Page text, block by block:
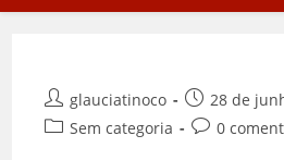
glauciatinoco
28 de
Sem categoria
0